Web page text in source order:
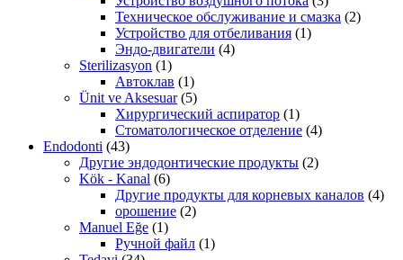
Техническое обслуживание и смазка (2)
Устройство для отбеливания (1)
Эндо-двигатели (4)
Sterilizasyon (1)
Автоклав (1)
Ünit ve Aksesuar (5)
Хирургический аспиратор (1)
Стоматологическое отделение (4)
Endodonti (43)
Другие эндодонтические продукты (2)
Kök - Kanal (6)
Другие продукты для корневых каналов (4)
орошение (2)
Manuel Eğe (1)
Ручной файл (1)